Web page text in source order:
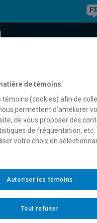
de témoins
témoins (cookies) afin de
permettent d’améliorer
de vous proposer des
de fréquentation, etc.
votre choix en
Tout refuser
Autoriser les témoins